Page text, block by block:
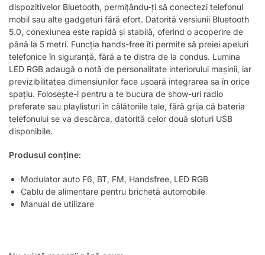
dispozitivelor Bluetooth, permițându-ți să conectezi telefonul
mobil sau alte gadgeturi fără efort. Datorită versiunii Bluetooth
5.0, conexiunea este rapidă și stabilă, oferind o acoperire de
până la 5 metri. Funcția hands-free îti permite să preiei apeluri
telefonice în siguranță, fără a te distra de la condus. Lumina
LED RGB adaugă o notă de personalitate interiorului mașinii, iar
previzibilitatea dimensiunilor face ușoară integrarea sa în orice
spațiu. Folosește-l pentru a te bucura de show-uri radio
preferate sau playlisturi în călătoriile tale, fără grija că bateria
telefonului se va descărca, datorită celor două sloturi USB
disponibile.
Produsul conține:
Modulator auto F6, BT, FM, Handsfree, LED RGB
Cablu de alimentare pentru brichetă automobile
Manual de utilizare